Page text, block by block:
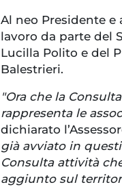
Al neo Presidente
lavoro da parte del
Lucilla Polito e del
Balestrieri.
"Ora che la
rappresenta le
dichiarato
già avviato in
Consulta attività
aggiunto sul